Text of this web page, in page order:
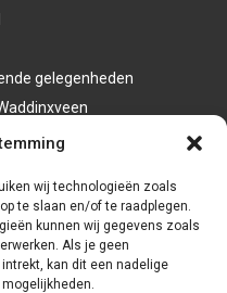
wij technologieën zoals
te slaan en/of te raadplegen.
kunnen wij gegevens zoals
Als je geen
kan dit een nadelige
gelegenheden